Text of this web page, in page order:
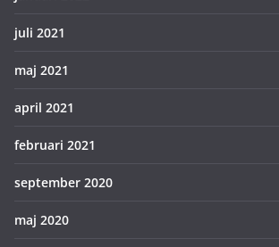
juli 2021
maj 2021
april 2021
februari 2021
september 2020
maj 2020